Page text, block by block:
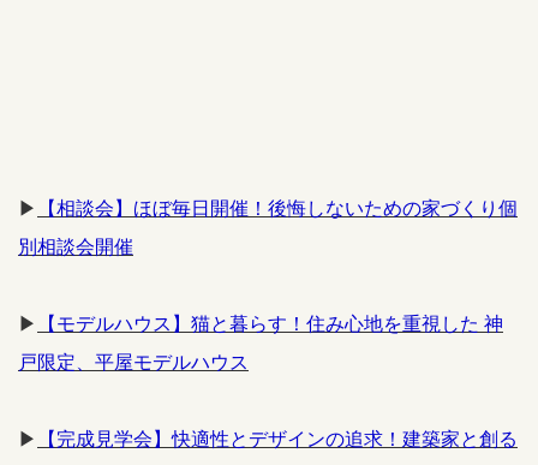
▶
【相談会】ほぼ毎日開催！後悔しないための家づくり個
別相談会開催
▶
【モデルハウス】猫と暮らす！住み心地を重視した 神
戸限定、平屋モデルハウス
▶
【完成見学会】快適性とデザインの追求！建築家と創る